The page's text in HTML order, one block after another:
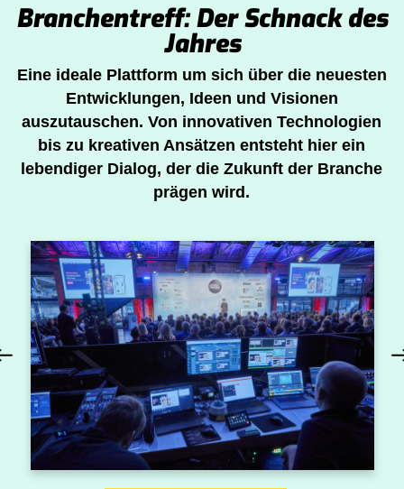
Branchentreff: Der Schnack des
Jahres
Eine ideale Plattform um sich über die neuesten
Entwicklungen, Ideen und Visionen
auszutauschen. Von innovativen Technologien
bis zu kreativen Ansätzen entsteht hier ein
lebendiger Dialog, der die Zukunft der Branche
prägen wird.